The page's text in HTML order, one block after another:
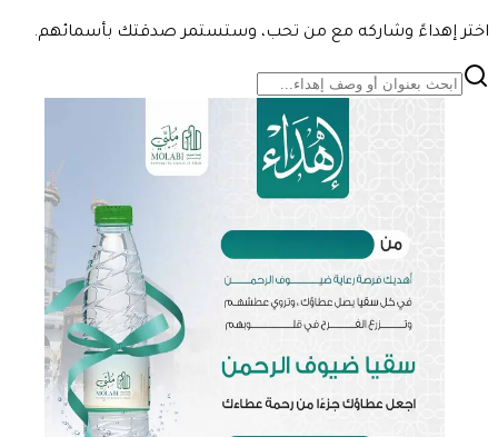
اختر إهداءً وشاركه مع من تحب، وستستمر صدقتك بأسمائهم.